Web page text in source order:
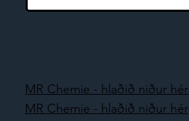
MR Chemie - hlaðið niður hér
MR Chemie - hlaðið niður hér